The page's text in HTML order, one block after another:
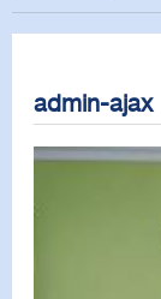
admin-ajax